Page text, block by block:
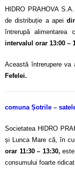
HIDRO PRAHOVA
de distribuție a apei
întrerupă alimentarea
intervalul orar 13:00 –
Această întrerupere
Fefelei.
comuna Șotrile –
Societatea HIDRO
și Lunca Mare că, în
orar 11:30 – 13:30,
consumului foarte